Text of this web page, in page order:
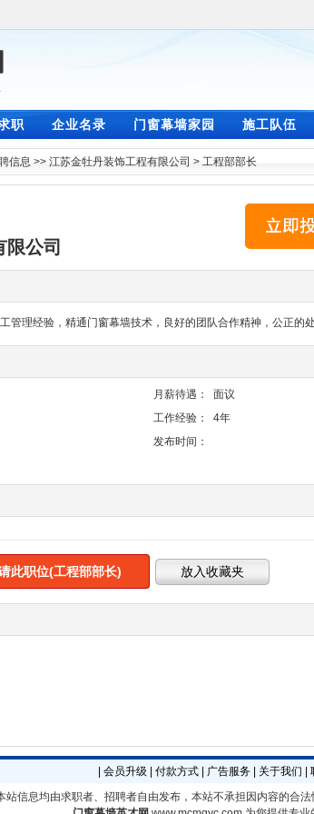
职 企业名录 门窗幕墙家园 施工队伍
信息 >> 江苏金牡丹装饰工程有限公司 > 工程部部长
公司
管理经验，精通门窗幕墙技术，良好的团队合作精神，公正的处
月薪待遇：
面议
工作经验：
4年
发布时间：
此职位(工程部部长)
会员升级 付款方式| 广告服务| 关于我们
站信息均由求职者、招聘者自由发布，本站不承担因内容的合